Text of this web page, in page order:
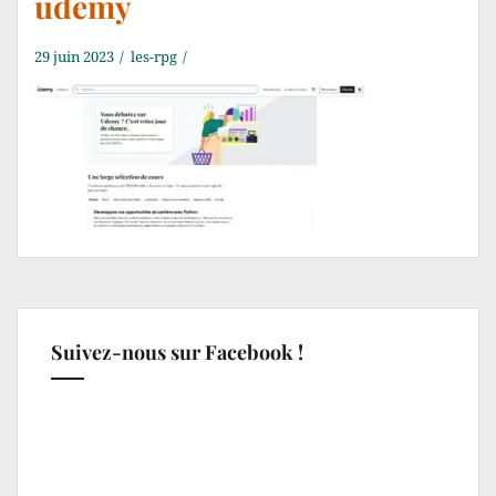
29 juin 2023 les-rpg
Suivez-nous sur Facebook !